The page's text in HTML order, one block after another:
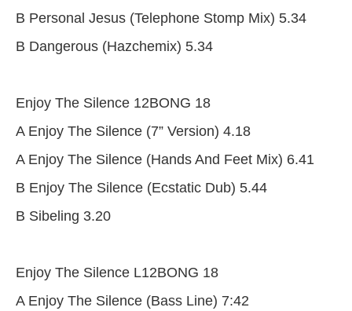
B Personal Jesus (Telephone Stomp Mix) 5.34
B Dangerous (Hazchemix) 5.34
Enjoy The Silence 12BONG 18
A Enjoy The Silence (7” Version) 4.18
A Enjoy The Silence (Hands And Feet Mix) 6.41
B Enjoy The Silence (Ecstatic Dub) 5.44
B Sibeling 3.20
Enjoy The Silence L12BONG 18
A Enjoy The Silence (Bass Line) 7:42